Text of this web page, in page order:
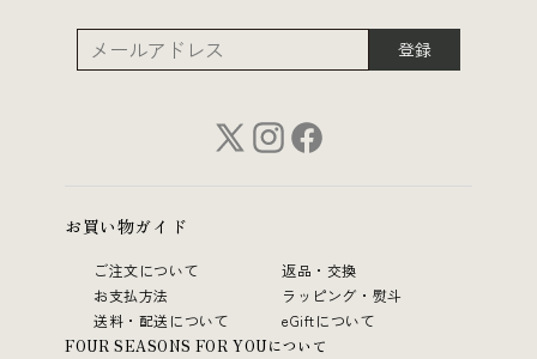
お買い物ガイド
ご注文について
返品・交換
お支払方法
ラッピング・熨斗
送料・配送について
eGiftについて
FOUR SEASONS FOR YOUについて
登録